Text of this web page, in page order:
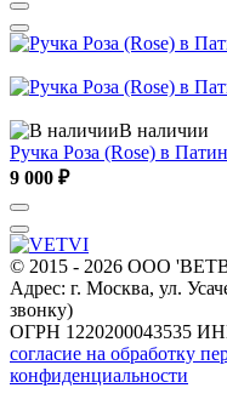
В наличии
Ручка Роза (Rose) в
9 000 ₽
© 2015 - 2026 ООО
Адрес: г. Москва, ул.
звонку)
ОГРН 1220200043535
согласие на обработку
конфиденциальности